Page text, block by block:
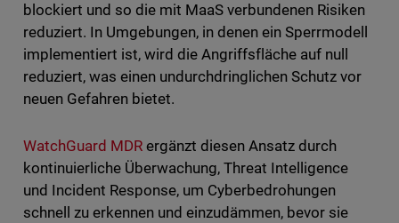
blockiert und so die mit MaaS verbundenen Risiken
reduziert. In Umgebungen, in denen ein Sperrmodell
implementiert ist, wird die Angriffsfläche auf null
reduziert, was einen undurchdringlichen Schutz vor
neuen Gefahren bietet.
WatchGuard MDRergänzt diesen Ansatz durch
kontinuierliche Überwachung, Threat Intelligence
und Incident Response, um Cyberbedrohungen
schnell zu erkennen und einzudämmen, bevor sie